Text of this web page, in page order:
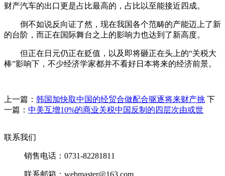
财产汽车的出口更是占比最高的，占比以至能接近四成。
倒不如说反向证了然，现在我国各个范畴的产能迈上了新
的台阶，而正在国际舞台之上的影响力也达到了新高度。
但正在日元仍正在贬值，以及即将砸正在头上的“关税大
棒”影响下，不少经济学家都并不看好日本将来的经济前景。
上一篇： 韩国加快取中国的经贸合做配合驱逐将来财产挑 下
一篇： 中美互增10%的商业关税中国反制的四层次由或世
联系我们
销售电话：0731-82281811
联系邮箱：webmaster@163.com